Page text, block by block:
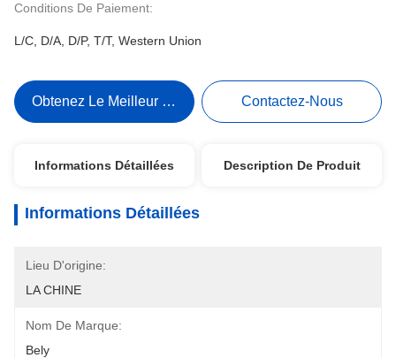
Conditions De Paiement:
L/C, D/A, D/P, T/T, Western Union
Obtenez Le Meilleur Prix Contactez-Nous
Informations Détaillées Description De Produit
Informations Détaillées
Lieu D'origine:
LA CHINE
Nom De Marque:
Bely